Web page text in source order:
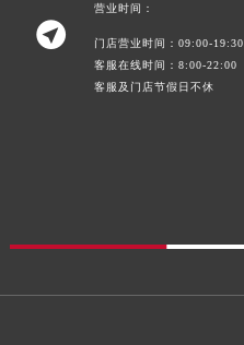

营业时间：
门店营业时间：09:00-19:30
客服在线时间：8:00-22:00
客服及门店节假日不休